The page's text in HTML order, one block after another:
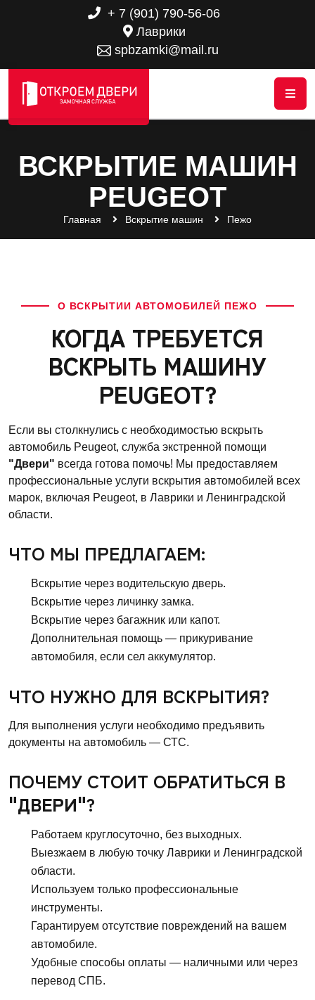
+ 7 (901) 790-56-06
Лаврики
spbzamki@mail.ru
ВСКРЫТИЕ МАШИН
PEUGEOT
Главная Вскрытие машин Пежо
О ВСКРЫТИИ АВТОМОБИЛЕЙ ПЕЖО
КОГДА ТРЕБУЕТСЯ
ВСКРЫТЬ МАШИНУ
PEUGEOT?
Если вы столкнулись с необходимостью вскрыть
автомобиль Peugeot, служба экстренной помощи
"Двери" всегда готова помочь! Мы предоставляем
профессиональные услуги вскрытия автомобилей всех
марок, включая Peugeot, в Лаврики и Ленинградской
области.
ЧТО МЫ ПРЕДЛАГАЕМ:
Вскрытие через водительскую дверь.
Вскрытие через личинку замка.
Вскрытие через багажник или капот.
Дополнительная помощь — прикуривание
автомобиля, если сел аккумулятор.
ЧТО НУЖНО ДЛЯ ВСКРЫТИЯ?
Для выполнения услуги необходимо предъявить
документы на автомобиль — СТС.
ПОЧЕМУ СТОИТ ОБРАТИТЬСЯ В
"ДВЕРИ"?
Работаем круглосуточно, без выходных.
Выезжаем в любую точку Лаврики и Ленинградской
области.
Используем только профессиональные
инструменты.
Гарантируем отсутствие повреждений на вашем
автомобиле.
Удобные способы оплаты — наличными или через
перевод СПБ.